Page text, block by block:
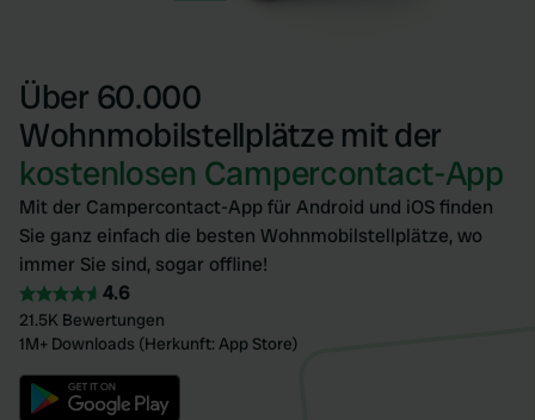
Über 60.000
Wohnmobilstellplätze mit der
kostenlosen Campercontact-App
Mit der Campercontact-App für Android und iOS finden
Sie ganz einfach die besten Wohnmobilstellplätze, wo
immer Sie sind, sogar offline!
4.6
21.5K Bewertungen
1M+ Downloads (Herkunft: App Store)